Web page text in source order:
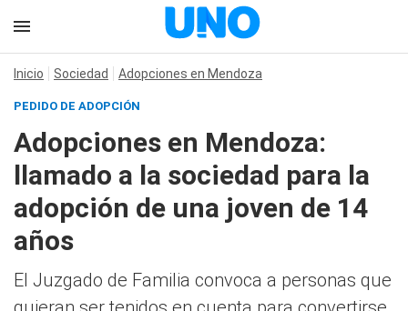
Inicio Sociedad Adopciones en Mendoza
PEDIDO DE ADOPCIÓN
Adopciones en Mendoza:
llamado a la sociedad para la
adopción de una joven de 14
años
El Juzgado de Familia convoca a personas que